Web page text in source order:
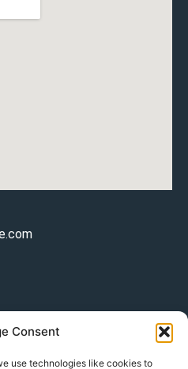
Consent
use technologies like cookies to